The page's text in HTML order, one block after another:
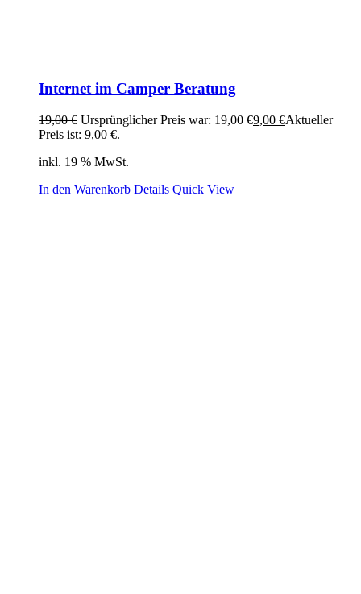
Internet im Camper Beratung
19,00€ Ursprünglicher Preis war: 19,00 €9,00 €Aktueller
Preis ist: 9,00 €.
inkl. 19 % MwSt.
In den Warenkorb Details Quick View